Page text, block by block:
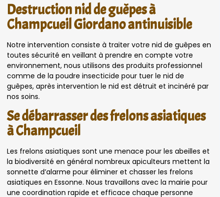
Destruction nid de guêpes à
Champcueil Giordano antinuisible
Notre intervention consiste à traiter votre nid de guêpes en
toutes sécurité en veillant à prendre en compte votre
environnement, nous utilisons des produits professionnel
comme de la poudre insecticide pour tuer le nid de
guêpes, après intervention le nid est détruit et incinéré par
nos soins.
Se débarrasser des frelons asiatiques
à Champcueil
Les frelons asiatiques sont une menace pour les abeilles et
la biodiversité en général nombreux apiculteurs mettent la
sonnette d’alarme pour éliminer et chasser les frelons
asiatiques en Essonne. Nous travaillons avec la mairie pour
une coordination rapide et efficace chaque personne